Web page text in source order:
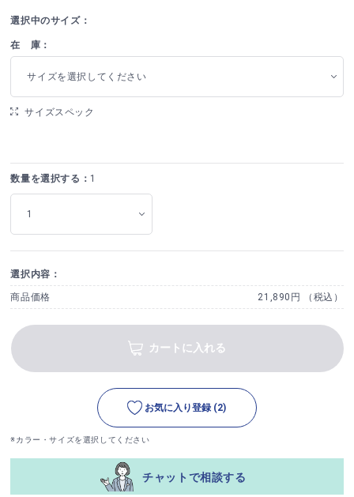
選択中のサイズ：
在 庫：
サイズを選択してください
サイズスペック
数量を選択する： 1
選択内容：
商品価格 21,890円 （税込）
カートに入れる
お気に入り登録 (2)
※カラー・サイズを選択してください
チャットで相談する